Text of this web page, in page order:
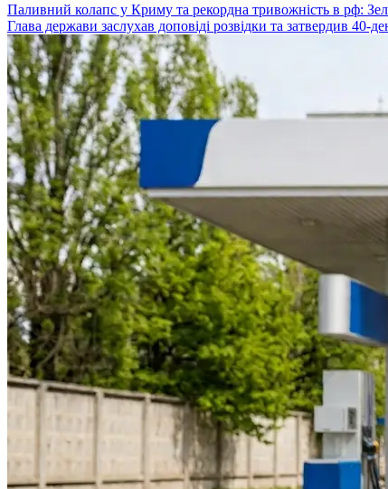
Паливний колапс у Криму та рекордна тривожність в рф:
Глава держави заслухав доповіді розвідки та затвердив 40-